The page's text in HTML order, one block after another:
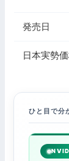
発売日
日本実勢
ひと目で分